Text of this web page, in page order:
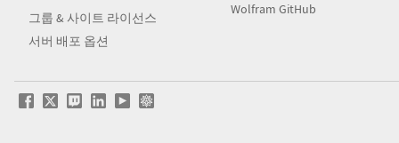
그룹 & 사이트 라이선스
서버 배포 옵션
Wolfram GitHub